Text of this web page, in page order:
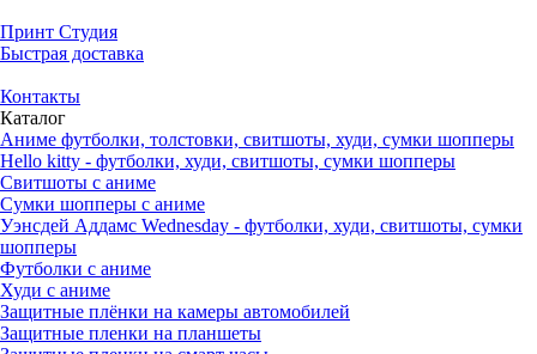
Принт Студия
Быстрая доставка
Контакты
Каталог
Аниме футболки, толстовки, свитшоты, худи, сумки шопперы
Hello kitty - футболки, худи, свитшоты, сумки шопперы
Свитшоты с аниме
Сумки шопперы с аниме
Уэнсдей Аддамс Wednesday - футболки, худи, свитшоты, сумки
шопперы
Футболки с аниме
Худи с аниме
Защитные плёнки на камеры автомобилей
Защитные пленки на планшеты